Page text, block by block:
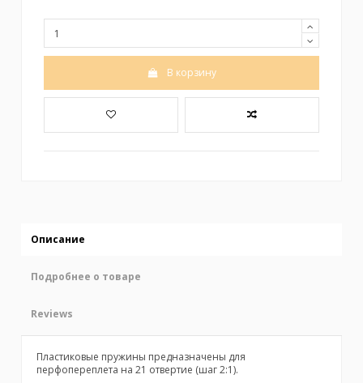
В корзину
Описание
Подробнее о товаре
Reviews
Пластиковые пружины предназначены для
перфопереплета на 21 отвертие (шаг 2:1).